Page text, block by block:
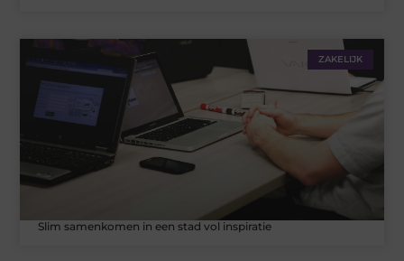
ZAKELIJK
Slim samenkomen in een stad vol inspiratie